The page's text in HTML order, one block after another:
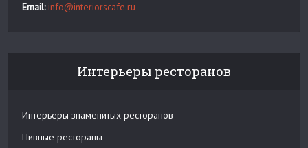
Email: info@interiorscafe.ru
Интерьеры ресторанов
Интерьеры знаменитых ресторанов
Пивные рестораны